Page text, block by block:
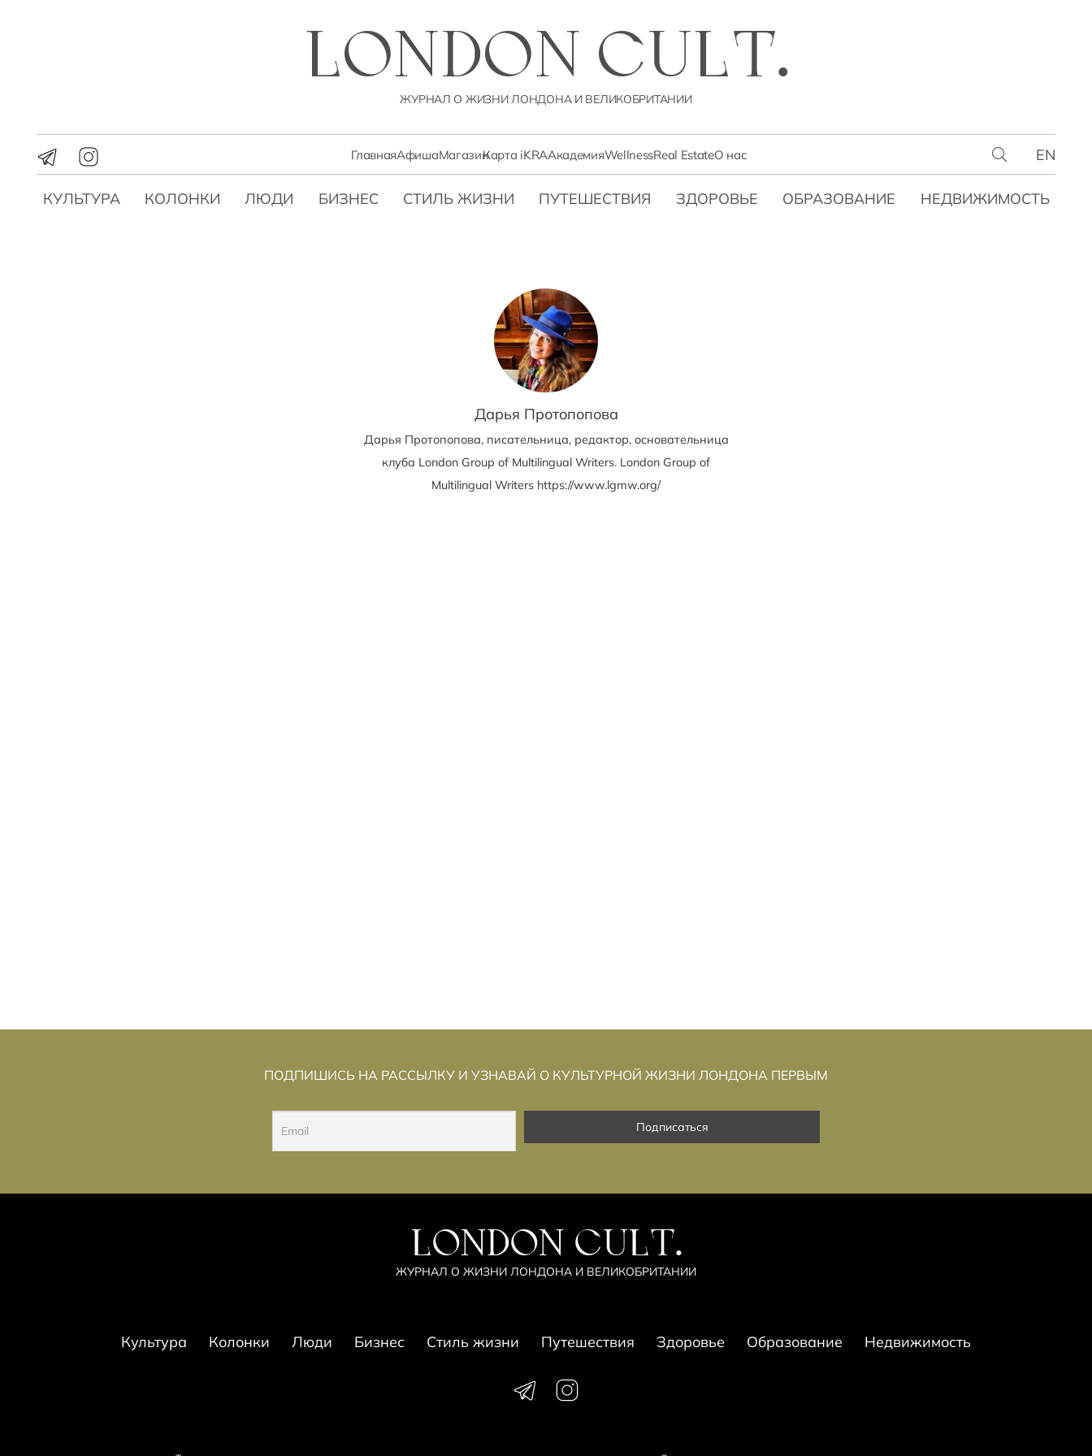
LONDON CULT.
ЖУРНАЛ О ЖИЗНИ ЛОНДОНА И ВЕЛИКОБРИТАНИИ
ГлавнаяАфишаМагазинКарта iKRAАкадемияWellnessReal EstateО нас EN
КУЛЬТУРА КОЛОНКИ ЛЮДИ БИЗНЕС СТИЛЬ ЖИЗНИ ПУТЕШЕСТВИЯ ЗДОРОВЬЕ ОБРАЗОВАНИЕ НЕДВИЖИМОСТЬ
Дарья Протопопова
Дарья Протопопова, писательница, редактор, основательница
клуба London Group of Multilingual Writers. London Group of
Multilingual Writers https://www.lgmw.org/
ПОДПИШИСЬ НА РАССЫЛКУ И УЗНАВАЙ О КУЛЬТУРНОЙ ЖИЗНИ ЛОНДОНА ПЕРВЫМ
LONDON CULT.
ЖУРНАЛ О ЖИЗНИ ЛОНДОНА И ВЕЛИКОБРИТАНИИ
Культура Колонки Люди Бизнес Стиль жизни Путешествия Здоровье Образование Недвижимость